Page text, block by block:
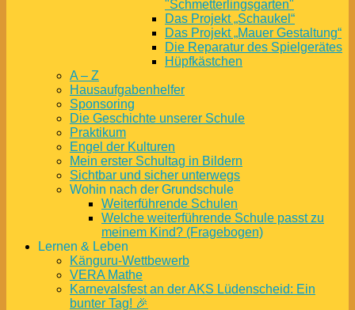
"Schmetterlingsgarten"
Das Projekt „Schaukel“
Das Projekt „Mauer Gestaltung“
Die Reparatur des Spielgerätes
Hüpfkästchen
A – Z
Hausaufgabenhelfer
Sponsoring
Die Geschichte unserer Schule
Praktikum
Engel der Kulturen
Mein erster Schultag in Bildern
Sichtbar und sicher unterwegs
Wohin nach der Grundschule
Weiterführende Schulen
Welche weiterführende Schule passt zu
meinem Kind? (Fragebogen)
Lernen & Leben
Känguru-Wettbewerb
VERA Mathe
Karnevalsfest an der AKS Lüdenscheid: Ein
bunter Tag! 🎉